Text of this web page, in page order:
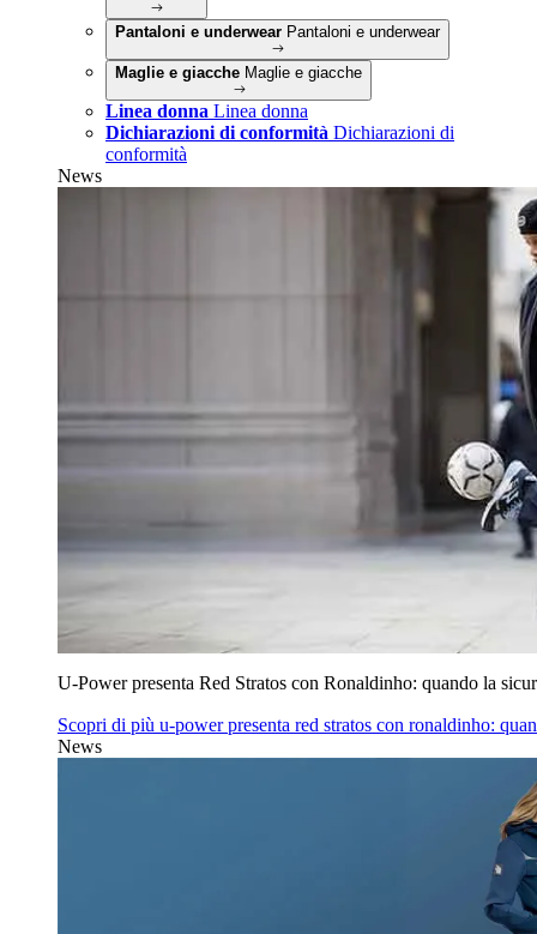
Pantaloni e underwear Pantaloni e underwear
Maglie e giacche Maglie e giacche
Linea donna Linea donna
Dichiarazioni di conformità Dichiarazioni di
conformità
News
U‑Power presenta Red Stratos con Ronaldinho: quando la
Scopri di più u‑power presenta red stratos con ronaldinho:
News